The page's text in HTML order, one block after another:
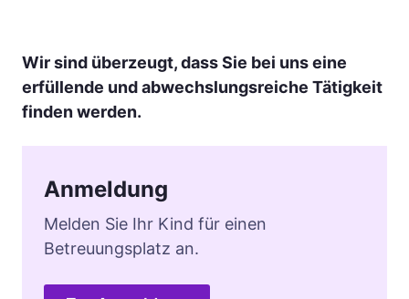
Wir sind überzeugt, dass Sie bei uns eine
erfüllende und abwechslungsreiche Tätigkeit
finden werden.
Anmeldung
Melden Sie Ihr Kind für einen
Betreuungsplatz an.